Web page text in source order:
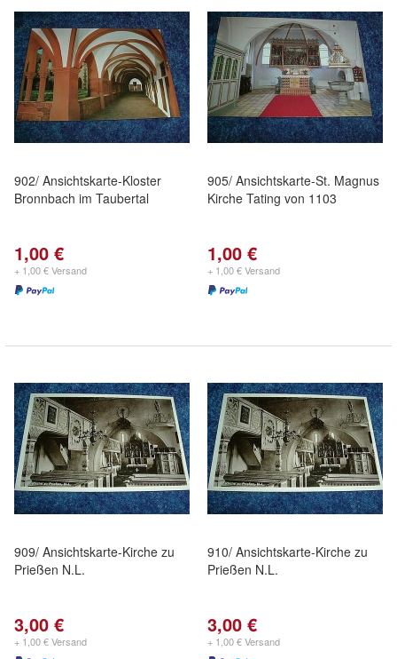
902/ Ansichtskarte-Kloster
Bronnbach im Taubertal
1,00 €
+ 1,00 € Versand
905/ Ansichtskarte-St. Magnus
Kirche Tating von 1103
1,00 €
+ 1,00 € Versand
909/ Ansichtskarte-Kirche zu
Prießen N.L.
3,00 €
+ 1,00 € Versand
910/ Ansichtskarte-Kirche zu
Prießen N.L.
3,00 €
+ 1,00 € Versand